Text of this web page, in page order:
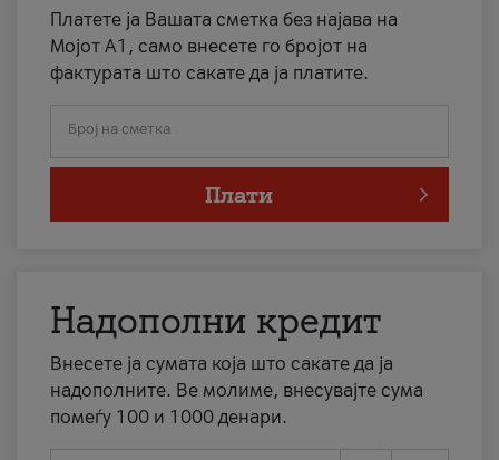
Платете ја Вашата сметка без најава на
Мојот А1, само внесете го бројот на
фактурата што сакате да ја платите.
Број на сметка
Плати
Надополни кредит
Внесете ја сумата која што сакате да ја
надополните. Ве молиме, внесувајте сума
помеѓу 100 и 1000 денари.